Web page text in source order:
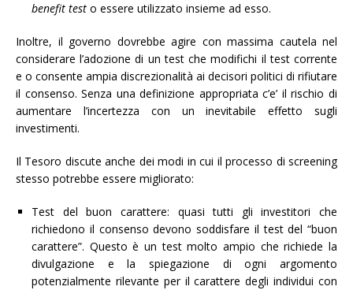
benefit test o essere utilizzato insieme ad esso.
Inoltre, il governo dovrebbe agire con massima cautela nel
considerare l’adozione di un test che modifichi il test corrente
e o consente ampia discrezionalità ai decisori politici di rifiutare
il consenso. Senza una definizione appropriata c’e’ il rischio di
aumentare l’incertezza con un inevitabile effetto sugli
investimenti.
Il Tesoro discute anche dei modi in cui il processo di screening
stesso potrebbe essere migliorato:
Test del buon carattere: quasi tutti gli investitori che
richiedono il consenso devono soddisfare il test del “buon
carattere”. Questo è un test molto ampio che richiede la
divulgazione e la spiegazione di ogni argomento
potenzialmente rilevante per il carattere degli individui con